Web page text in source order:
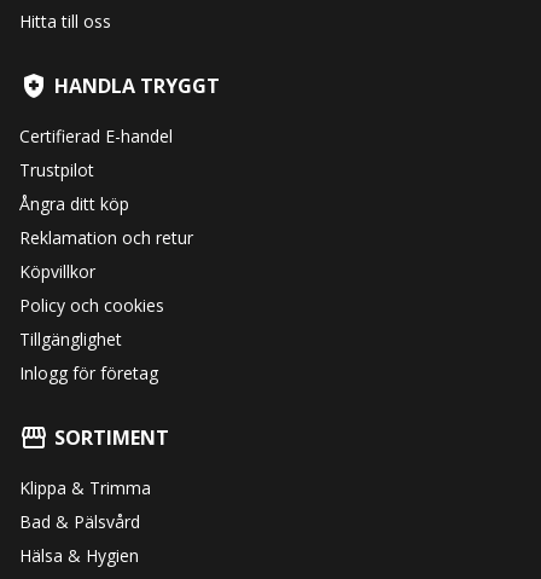
Hitta till oss
HANDLA TRYGGT
Certifierad E-handel
Trustpilot
Ångra ditt köp
Reklamation och retur
Köpvillkor
Policy och cookies
Tillgänglighet
Inlogg för företag
SORTIMENT
Klippa & Trimma
Bad & Pälsvård
Hälsa & Hygien